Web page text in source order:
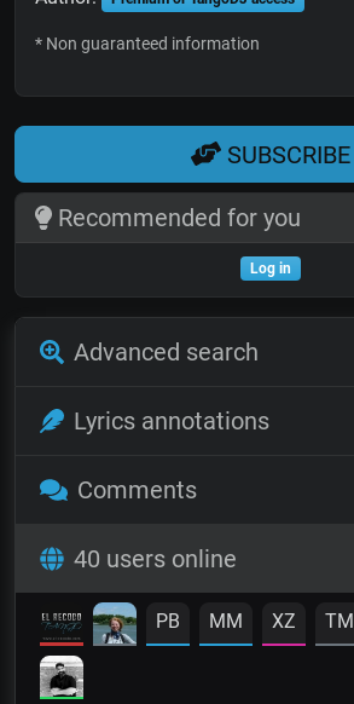
* Non guaranteed information
SUBSCRIBE
Recommended for you
Log in
Advanced search
Lyrics annotations
Comments
40 users online
PB MM XZ TM